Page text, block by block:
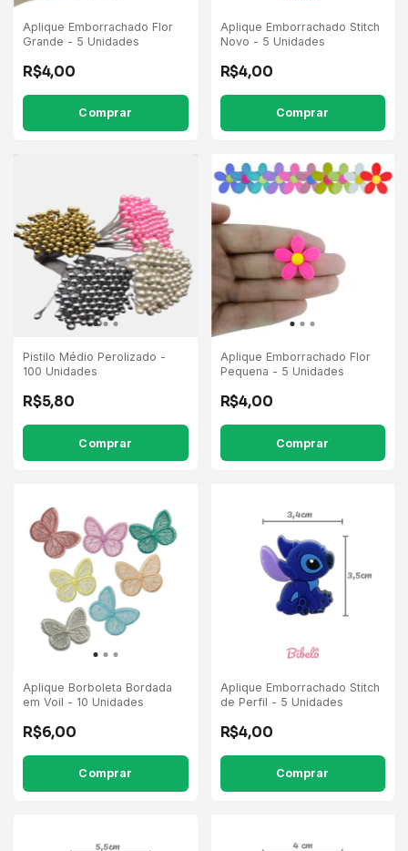
Aplique Emborrachado Flor
Grande - 5 Unidades
R$4,00
Comprar
Aplique Emborrachado Stitch
Novo - 5 Unidades
R$4,00
Pistilo Médio Perolizado -
100 Unidades
R$5,80
Comprar
Aplique Emborrachado Flor
Pequena - 5 Unidades
R$4,00
Comprar
Aplique Borboleta Bordada
em Voil - 10 Unidades
R$6,00
Comprar
Aplique Emborrachado Stitch
de Perfil - 5 Unidades
R$4,00